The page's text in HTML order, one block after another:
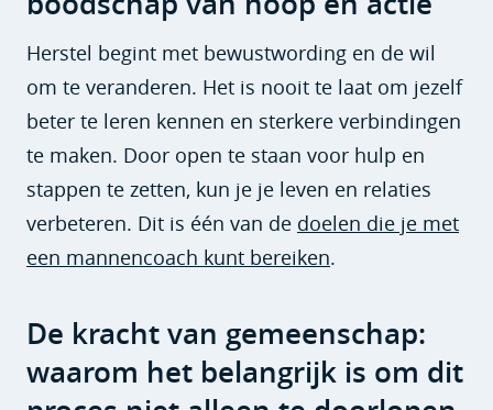
Herstel begint met bewustwording en de wil
om te veranderen. Het is nooit te laat om jezelf
beter te leren kennen en sterkere verbindingen
te maken. Door open te staan voor hulp en
stappen te zetten, kun je je leven en relaties
verbeteren. Dit is één van de doelen die je met
een mannencoach kunt bereiken.
De kracht van gemeenschap:
waarom het belangrijk is om dit